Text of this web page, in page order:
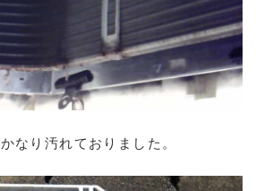
なり汚れておりました。